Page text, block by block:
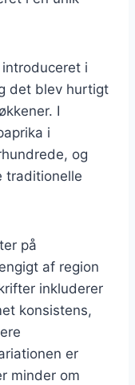
i
det blev hurtigt
I
i
og
traditionelle
på
af region
inkluderer
konsistens,
er
minder om